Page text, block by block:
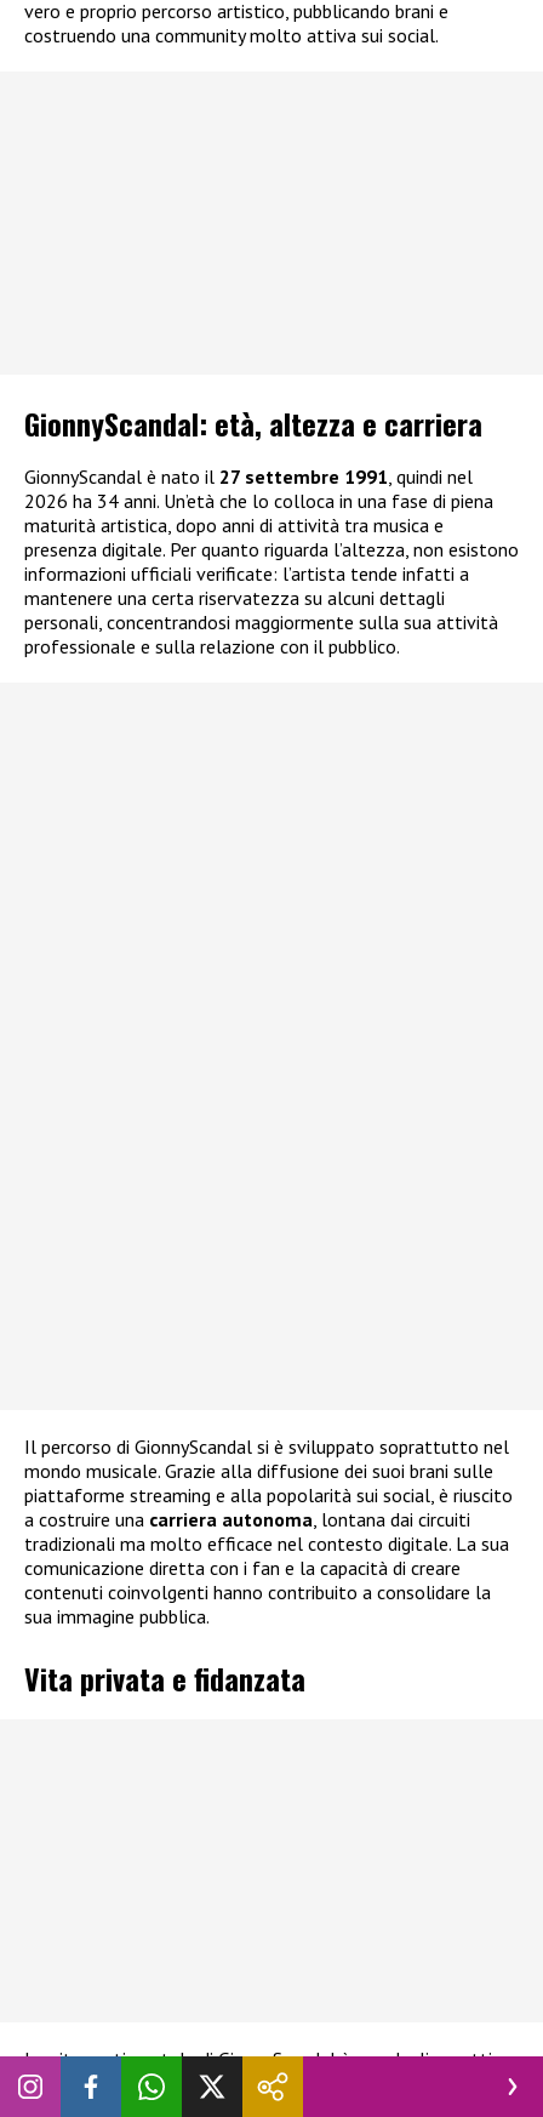
vero e proprio percorso artistico, pubblicando brani e
costruendo una community molto attiva sui social.
GionnyScandal: età, altezza e carriera
GionnyScandal è nato il 27 settembre 1991, quindi nel
2026 ha 34 anni. Un’età che lo colloca in una fase di piena
maturità artistica, dopo anni di attività tra musica e
presenza digitale. Per quanto riguarda l’altezza, non esistono
informazioni ufficiali verificate: l’artista tende infatti a
mantenere una certa riservatezza su alcuni dettagli
personali, concentrandosi maggiormente sulla sua attività
professionale e sulla relazione con il pubblico.
Il percorso di GionnyScandal si è sviluppato soprattutto nel
mondo musicale. Grazie alla diffusione dei suoi brani sulle
piattaforme streaming e alla popolarità sui social, è riuscito
a costruire una carriera autonoma, lontana dai circuiti
tradizionali ma molto efficace nel contesto digitale. La sua
comunicazione diretta con i fan e la capacità di creare
contenuti coinvolgenti hanno contribuito a consolidare la
sua immagine pubblica.
Vita privata e fidanzata
La vita sentimentale di GionnyScandal è uno degli aspetti
che più incuriosiscono il pubblico. Nel corso del tempo è
stato associato a diverse relazioni, alcune delle quali rese